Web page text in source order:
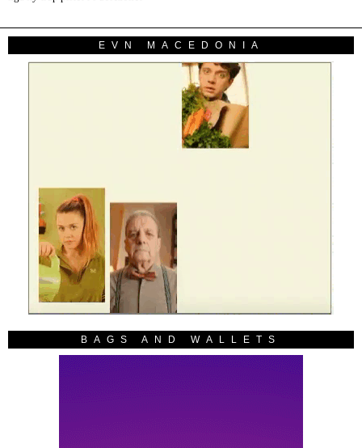
EVN MACEDONIA
BAGS AND WALLETS